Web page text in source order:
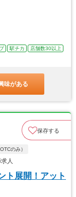
駅チカ
店舗数30以上
味がある
保存する
のみ）
人
ト展開！アット